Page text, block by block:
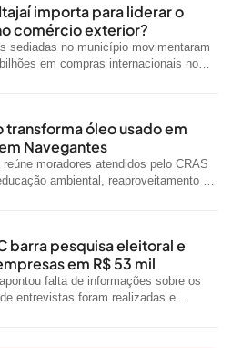
importa para liderar o
comércio exterior?
sediadas no município movimentaram
em compras internacionais no
transforma óleo usado em
Navegantes
reúne moradores atendidos pelo CRAS
ambiental, reaproveitamento de
barra pesquisa eleitoral e
em R$ 53 mil
falta de informações sobre os
entrevistas foram realizadas e